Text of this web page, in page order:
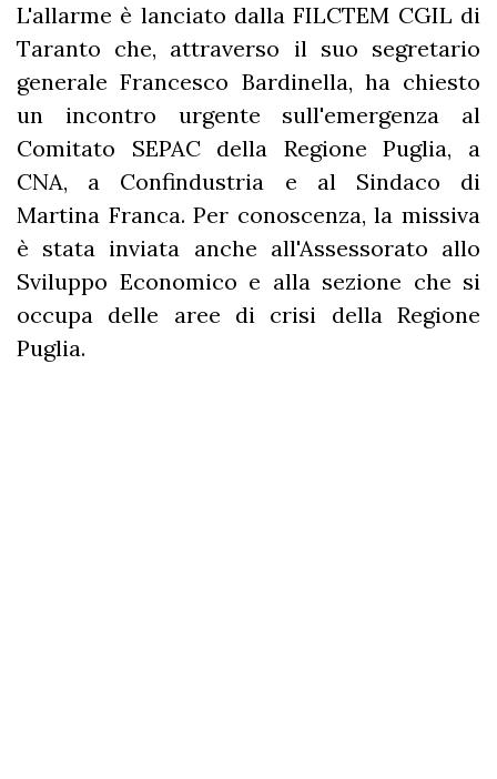
L'allarme è lanciato dalla FILCTEM CGIL di
Taranto che, attraverso il suo segretario
generale Francesco Bardinella, ha chiesto
un incontro urgente sull'emergenza al
Comitato SEPAC della Regione Puglia, a
CNA, a Confindustria e al Sindaco di
Martina Franca. Per conoscenza, la missiva
è stata inviata anche all'Assessorato allo
Sviluppo Economico e alla sezione che si
occupa delle aree di crisi della Regione
Puglia.